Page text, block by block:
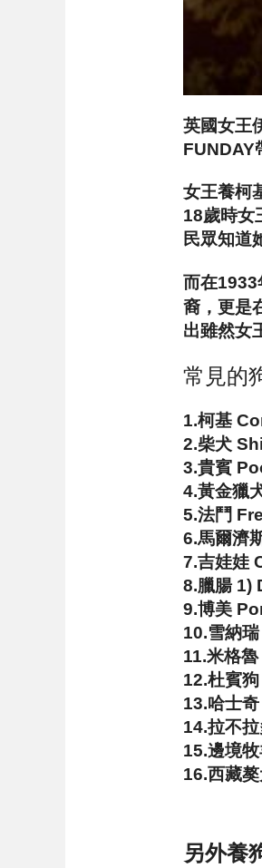
英國女王
FUNDAY
女王養柯
18歲時女
民眾知道
而在1933
裔，更是
出雖然女
常見的
1.柯基
2.柴犬
3.貴賓
4.黃金獵
5.法鬥
6.馬爾濟
7.吉娃娃
8.臘腸 1)
9.博美
10.雪納
11.米格
12.杜賓
13.哈士
14.拉不
15.邊境
16.西藏
另外養